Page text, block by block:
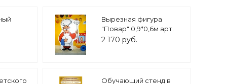
1*1м
Вырезная фигура
"Повар" 0,9*0,6м арт.
5588
2 170 руб.
Обучающий стенд в